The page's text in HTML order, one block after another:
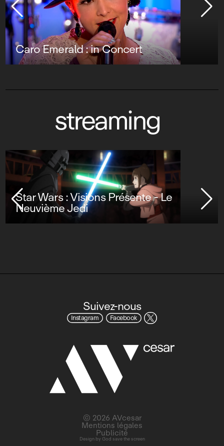
Caro Emerald : in Concert
streaming
Star Wars : Visions Présente - Le
Neuvième Jedi
Suivez-nous
Instagram Facebook
Design by God save the screen
© 2026 AVcesar
Mentions légales
Publicité